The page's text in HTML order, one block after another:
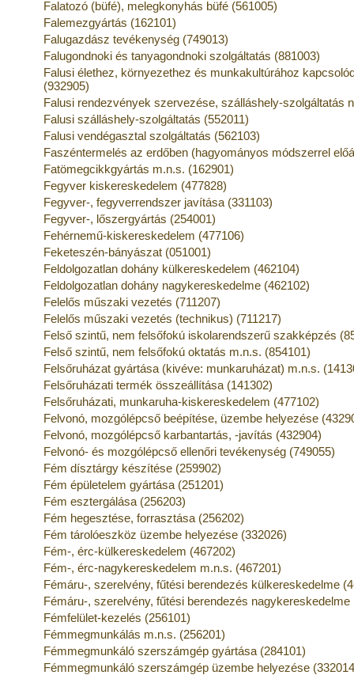
Falatozó (büfé), melegkonyhás büfé (561005)
Falemezgyártás (162101)
Falugazdász tevékenység (749013)
Falugondnoki és tanyagondnoki szolgáltatás (881003)
Falusi élethez, környezethez és munkakultúrához
(932905)
Falusi rendezvények szervezése, szálláshely-szolgáltatás
Falusi szálláshely-szolgáltatás (552011)
Falusi vendégasztal szolgáltatás (562103)
Faszéntermelés az erdőben (hagyományos módszerrel
Fatömegcikkgyártás m.n.s. (162901)
Fegyver kiskereskedelem (477828)
Fegyver-, fegyverrendszer javítása (331103)
Fegyver-, lőszergyártás (254001)
Fehérnemű-kiskereskedelem (477106)
Feketeszén-bányászat (051001)
Feldolgozatlan dohány külkereskedelem (462104)
Feldolgozatlan dohány nagykereskedelme (462102)
Felelős műszaki vezetés (711207)
Felelős műszaki vezetés (technikus) (711217)
Felső szintű, nem felsőfokú iskolarendszerű szakképzés
Felső szintű, nem felsőfokú oktatás m.n.s. (854101)
Felsőruházat gyártása (kivéve: munkaruházat) m.n.s.
Felsőruházati termék összeállítása (141302)
Felsőruházati, munkaruha-kiskereskedelem (477102)
Felvonó, mozgólépcső beépítése, üzembe helyezése
Felvonó, mozgólépcső karbantartás, -javítás (432904)
Felvonó- és mozgólépcső ellenőri tevékenység (749055)
Fém dísztárgy készítése (259902)
Fém épületelem gyártása (251201)
Fém esztergálása (256203)
Fém hegesztése, forrasztása (256202)
Fém tárolóeszköz üzembe helyezése (332026)
Fém-, érc-külkereskedelem (467202)
Fém-, érc-nagykereskedelem m.n.s. (467201)
Fémáru-, szerelvény, fűtési berendezés külkereskedelme
Fémáru-, szerelvény, fűtési berendezés
Fémfelület-kezelés (256101)
Fémmegmunkálás m.n.s. (256201)
Fémmegmunkáló szerszámgép gyártása (284101)
Fémmegmunkáló szerszámgép üzembe helyezése